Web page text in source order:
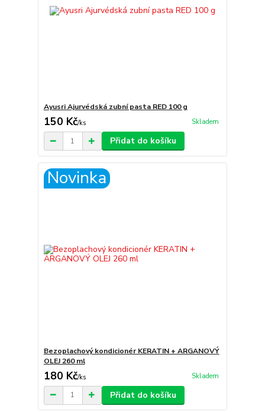
Ayusri Ajurvédská zubní pasta RED 100 g
150 Kč/ks Skladem
Přidat do košíku
Novinka
Bezoplachový kondicionér KERATIN + ARGANOVÝ
OLEJ 260 ml
180 Kč/ks Skladem
Přidat do košíku